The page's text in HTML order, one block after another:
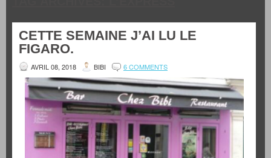
CETTE SEMAINE J’AI LU LE
FIGARO.
AVRIL 08, 2018 BIBI 6 COMMENTS